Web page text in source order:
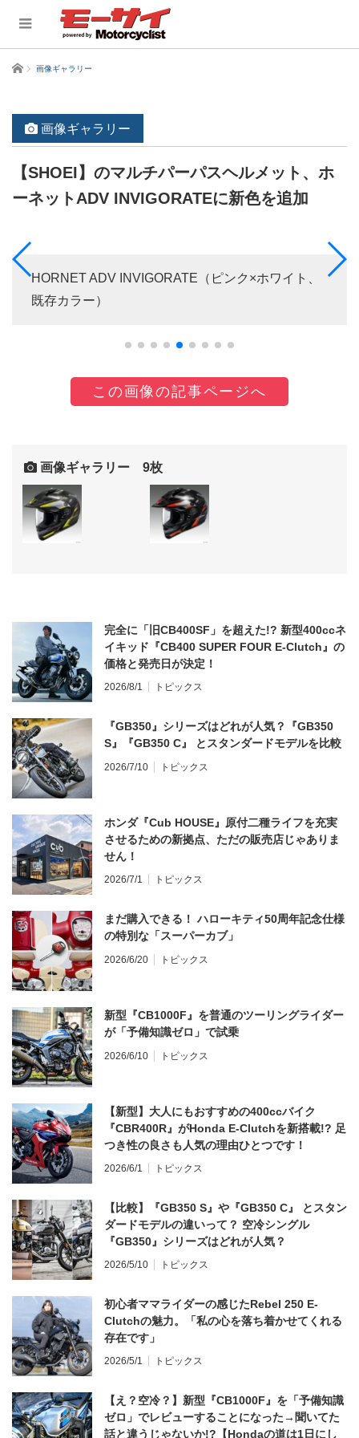
ホーム 画像ギャラリー
画像ギャラリー
【SHOEI】のマルチパーパスヘルメット、ホ
ーネットADV INVIGORATEに新色を追加
HORNET ADV INVIGORATE（ピンク×ホワイト、
既存カラー）
この画像の記事ページへ
画像ギャラリー 9枚
完全に「旧CB400SF」を超えた!? 新型400ccネ
イキッド『CB400 SUPER FOUR E-Clutch』の
価格と発売日が決定！
2026/8/1 トピックス
『GB350』シリーズはどれが人気？『GB350
S』『GB350 C』 とスタンダードモデルを比較
2026/7/10 トピックス
ホンダ『Cub HOUSE』原付二種ライフを充実
させるための新拠点、ただの販売店じゃありま
せん！
2026/7/1 トピックス
まだ購入できる！ ハローキティ50周年記念仕様
の特別な「スーパーカブ」
2026/6/20 トピックス
新型『CB1000F』を普通のツーリングライダー
が「予備知識ゼロ」で試乗
2026/6/10 トピックス
【新型】大人にもおすすめの400ccバイク
『CBR400R』がHonda E-Clutchを新搭載!? 足
つき性の良さも人気の理由ひとつです！
2026/6/1 トピックス
【比較】『GB350 S』や『GB350 C』 とスタン
ダードモデルの違いって？ 空冷シングル
『GB350』シリーズはどれが人気？
2026/5/10 トピックス
初心者ママライダーの感じたRebel 250 E-
Clutchの魅力。「私の心を落ち着かせてくれる
存在です」
2026/5/1 トピックス
【え？空冷？】新型『CB1000F』を「予備知識
ゼロ」でレビューすることになった→聞いてた
話と違うじゃないか!?【Hondaの道は1日にし